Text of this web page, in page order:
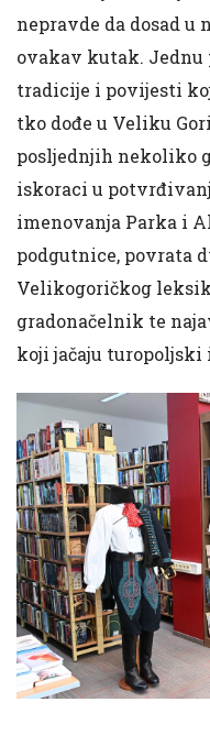
nepravde da dosad
ovakav kutak.
tradicije i povijesti
tko dođe u Veliku
posljednjih nekoliko
iskoraci u
imenovanja Parka i
podgutnice, povrata
Velikogoričkog
gradonačelnik te
koji jačaju